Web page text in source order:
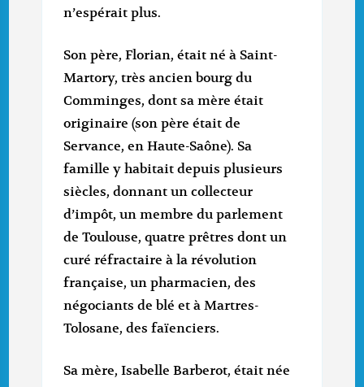
n’espérait plus.
Son père, Florian, était né à Saint-
Martory, très ancien bourg du
Comminges, dont sa mère était
originaire (son père était de
Servance, en Haute-Saône). Sa
famille y habitait depuis plusieurs
siècles, donnant un collecteur
d’impôt, un membre du parlement
de Toulouse, quatre prêtres dont un
curé réfractaire à la révolution
française, un pharmacien, des
négociants de blé et à Martres-
Tolosane, des faïenciers.
Sa mère, Isabelle Barberot, était née